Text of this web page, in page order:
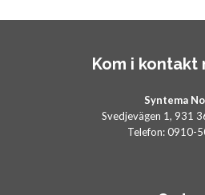
Kom i kontakt
Syntema
Svedjevägen 1, 931
Telefon: 0910-